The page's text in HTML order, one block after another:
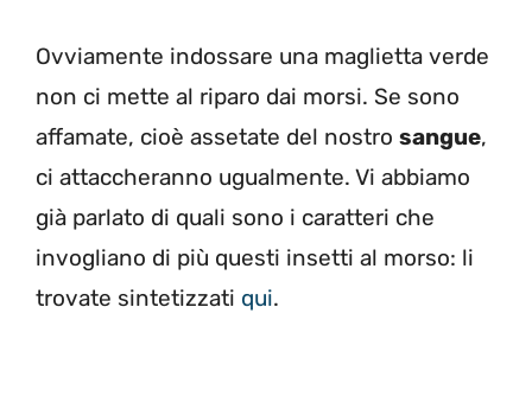
Ovviamente indossare una maglietta verde
non ci mette al riparo dai morsi. Se sono
affamate, cioè assetate del nostro sangue,
ci attaccheranno ugualmente. Vi abbiamo
già parlato di quali sono i caratteri che
invogliano di più questi insetti al morso: li
trovate sintetizzati qui.